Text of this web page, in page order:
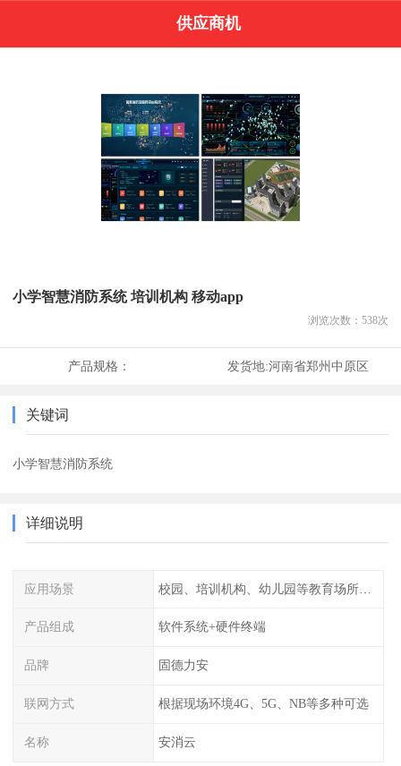
供应商机
小学智慧消防系统 培训机构 移动app
浏览次数： 538次
产品规格： 发货地:河南省郑州中原区
关键词
小学智慧消防系统
详细说明
应用场景 校园、培训机构、幼儿园等教育场所人员密集场所消防安全监控管理系统
产品组成 软件系统+硬件终端
品牌 固德力安
联网方式 根据现场环境4G、5G、NB等多种可选
名称 安消云